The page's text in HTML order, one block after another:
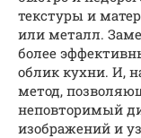
текстуры и
или металл.
более
облик кухни. И,
метод,
неповторимый
изображений и